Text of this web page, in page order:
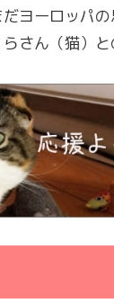
ヨーロッパ
さん（猫）